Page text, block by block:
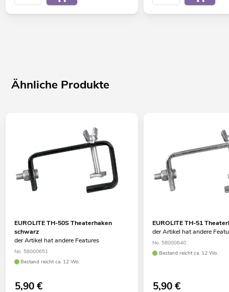
Ähnliche Produkte
EUROLITE TH-50S Theaterhaken
schwarz
der Artikel hat andere Features
No. 58000651
Bestand reicht ca. 12 Wo.
5,90€
EUROLITE TH-51
der Artikel hat andere
No. 58000640
Bestand reicht ca. 12 Wo.
5,90€